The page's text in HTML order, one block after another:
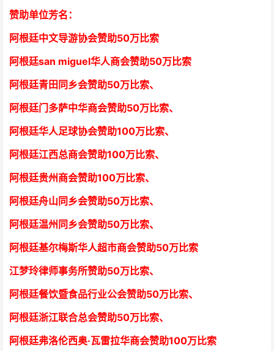
赞助单位芳名：
阿根廷中文导游协会赞助50万比索
阿根廷san miguel华人商会赞助50万比索
阿根廷青田同乡会赞助50万比索、
阿根廷门多萨中华商会赞助50万比索、
阿根廷华人足球协会赞助100万比索、
阿根廷江西总商会赞助100万比索、
阿根廷贵州商会赞助100万比索、
阿根廷舟山同乡会赞助50万比索、
阿根廷温州同乡会赞助50万比索、
阿根廷基尔梅斯华人超市商会赞助50万比索
江梦玲律师事务所赞助50万比索、
阿根廷餐饮暨食品行业公会赞助50万比索、
阿根廷浙江联合总会赞助50万比索、
阿根廷弗洛伦西奥·瓦雷拉华商会赞助100万比索